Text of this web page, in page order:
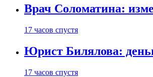
Врач Соломатина:
17 часов спустя
Юрист Билялова:
17 часов спустя